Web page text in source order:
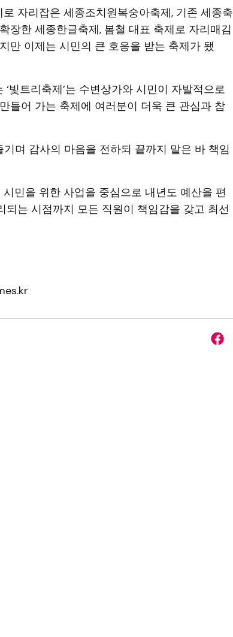
자리잡은 세종조치원복숭아축제, 기존 세종축
장한 세종한글축제, 봄철 대표 축제로 자리매김
만 이제는 시민의 큰 호응을 받는 축제가 됐
빛트리축제’는 수변상가와 시민이 자발적으로
들어 가는 축제에 여러분이 더욱 큰 관심과 참
며 감사의 마음을 전하되 끝까지 맡은 바 책임
민을 위한 사업을 중심으로 내년도 예산을 편
되는 시점까지 모든 직원이 책임감을 갖고 최선